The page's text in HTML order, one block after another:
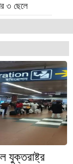
৩ ছেলে
যুক্তরাষ্ট্র